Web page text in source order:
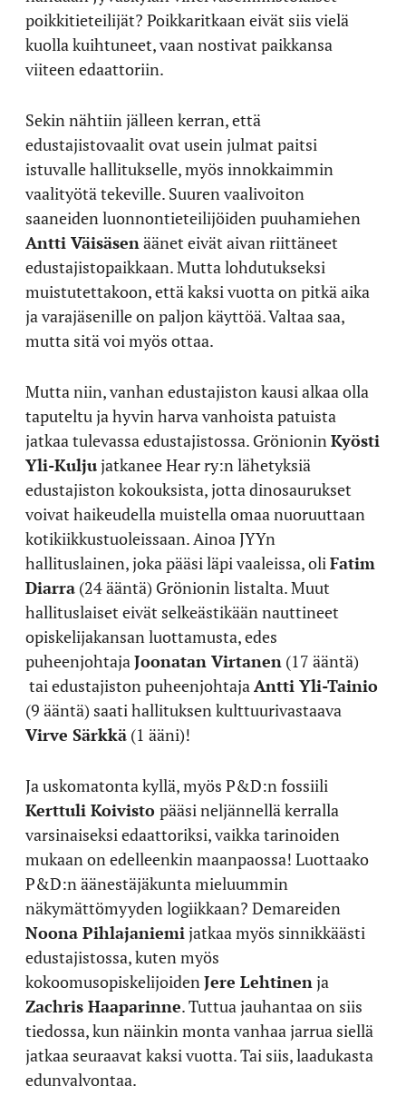
poikkitieteilijät? Poikkaritkaan eivät siis vielä
kuolla kuihtuneet, vaan nostivat paikkansa
viiteen edaattoriin.
Sekin nähtiin jälleen kerran, että
edustajistovaalit ovat usein julmat paitsi
istuvalle hallitukselle, myös innokkaimmin
vaalityötä tekeville. Suuren vaalivoiton
saaneiden luonnontieteilijöiden puuhamiehen
Antti Väisäsen äänet eivät aivan riittäneet
edustajistopaikkaan. Mutta lohdutukseksi
muistutettakoon, että kaksi vuotta on pitkä aika
ja varajäsenille on paljon käyttöä. Valtaa saa,
mutta sitä voi myös ottaa.
Mutta niin, vanhan edustajiston kausi alkaa olla
taputeltu ja hyvin harva vanhoista patuista
jatkaa tulevassa edustajistossa. Grönionin Kyösti
Yli-Kuljujatkanee Hear ry:n lähetyksiä
edustajiston kokouksista, jotta dinosaurukset
voivat haikeudella muistella omaa nuoruuttaan
kotikiikkustuoleissaan. Ainoa JYYn
hallituslainen, joka pääsi läpi vaaleissa, oli Fatim
Diarra (24 ääntä) Grönionin listalta. Muut
hallituslaiset eivät selkeästikään nauttineet
opiskelijakansan luottamusta, edes
puheenjohtaja Joonatan Virtanen (17 ääntä)
tai edustajiston puheenjohtaja Antti Yli-Tainio
(9 ääntä) saati hallituksen kulttuurivastaava
Virve Särkkä (1 ääni)!
Ja uskomatonta kyllä, myös P&D:n fossiili
Kerttuli Koivisto pääsi neljännellä kerralla
varsinaiseksi edaattoriksi, vaikka tarinoiden
mukaan on edelleenkin maanpaossa! Luottaako
P&D:n äänestäjäkunta mieluummin
näkymättömyyden logiikkaan? Demareiden
Noona Pihlajaniemi jatkaa myös sinnikkäästi
edustajistossa, kuten myös
kokoomusopiskelijoiden Jere Lehtinen ja
Zachris Haaparinne. Tuttua jauhantaa on siis
tiedossa, kun näinkin monta vanhaa jarrua siellä
jatkaa seuraavat kaksi vuotta. Tai siis, laadukasta
edunvalvontaa.